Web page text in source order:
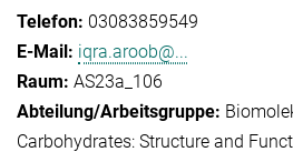
03083859549
iqra.aroob@...
AS23a_106
Carbohydrates: Structure and